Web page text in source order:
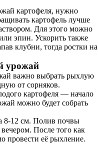
картофеля, нужно
картофель лучше
Для этого можно
эпин. Ускорить также
клубни, тогда ростки на
урожай
важно выбрать рыхлую
от сорняков.
картофеля — начало
можно будет собрать
8-12 см. Полив почвы
После того как
провести её рыхление.